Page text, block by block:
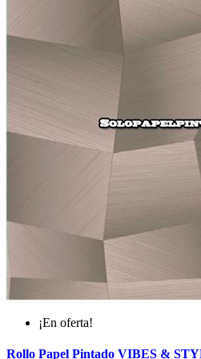
¡En oferta!
Rollo Papel Pintado VIBES &